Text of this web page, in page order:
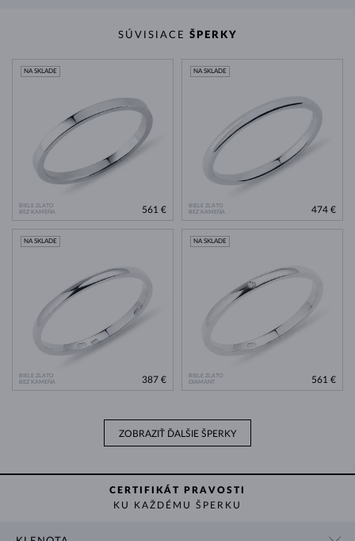
SÚVISIACE ŠPERKY
BIELE ZLATO
BEZ KAMEŇA
NA SKLADE
561 €
BIELE ZLATO
BEZ KAMEŇA
NA SKLADE
474 €
BIELE ZLATO
BEZ KAMEŇA
NA SKLADE
387 €
BIELE ZLATO
DIAMANT
NA SKLADE
561 €
ZOBRAZIŤ ĎALŠIE ŠPERKY
CERTIFIKÁT PRAVOSTI
KU KAŽDÉMU ŠPERKU